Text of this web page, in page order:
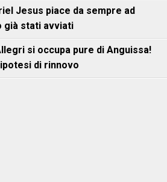
Jesus piace da sempre ad
già stati avviati
si occupa pure di Anguissa!
di rinnovo